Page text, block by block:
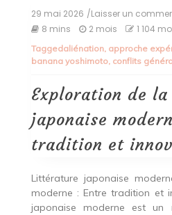
29 mai 2026 /Laisser un
8 mins 2 mois 1 104
Taggedaliénation, approche
banana yoshimoto, conflits
Exploration de
japonaise
tradition et
Littérature japonaise
moderne : Entre tradition et
japonaise moderne est un